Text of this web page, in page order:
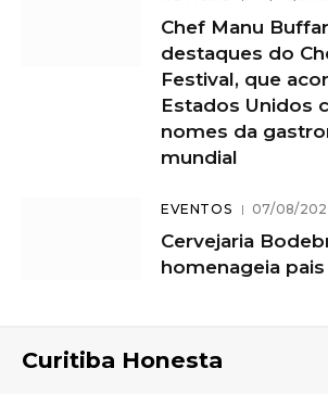
Chef Manu
destaques do
Festival, que
Estados Unidos
nomes da
mundial
EVENTOS 07/08/
Cervejaria
homenageia
Curitiba Honesta